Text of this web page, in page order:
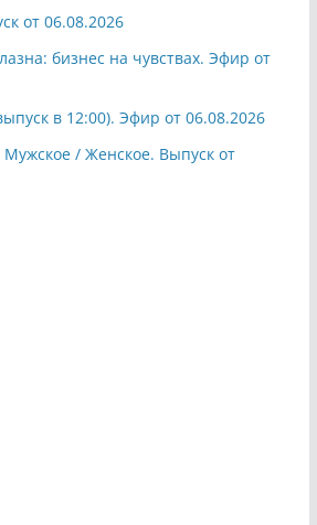
от 06.08.2026
бизнес на чувствах. Эфир от
в 12:00). Эфир от 06.08.2026
Мужское / Женское. Выпуск от